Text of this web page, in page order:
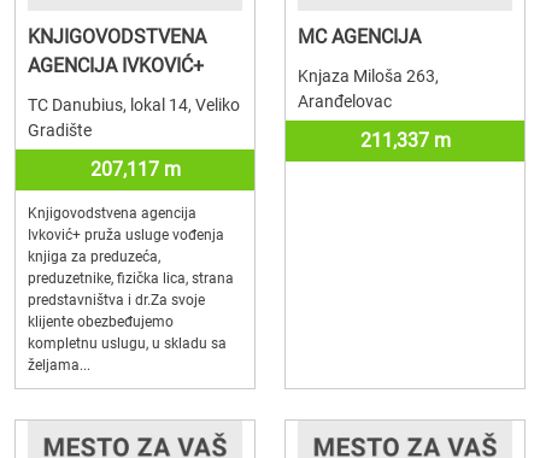
KNJIGOVODSTVENA
AGENCIJA IVKOVIĆ+
TC Danubius, lokal 14, Veliko
Gradište
207,117 m
Knjigovodstvena agencija
Ivković+ pruža usluge vođenja
knjiga za preduzeća,
preduzetnike, fizička lica, strana
predstavništva i dr.Za svoje
klijente obezbeđujemo
kompletnu uslugu, u skladu sa
željama...
MC AGENCIJA
Knjaza Miloša 263,
Aranđelovac
211,337 m